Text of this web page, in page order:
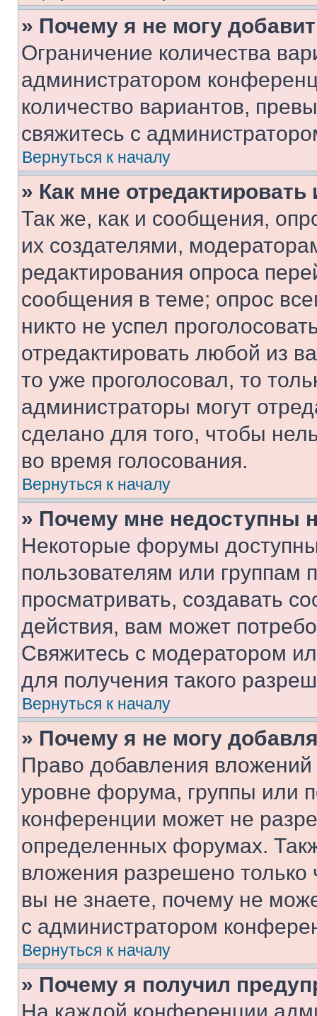
» Почему я не могу
Ограничение количества
администратором
количество вариантов,
свяжитесь с
Вернуться к началу
» Как мне
Так же, как и сообщения,
их создателями,
редактирования опроса
сообщения в теме; опрос
никто не успел
отредактировать любой из
то уже проголосовал, то
администраторы могут
сделано для того, чтобы
во время голосования.
Вернуться к началу
» Почему мне недоступны
Некоторые форумы
пользователям или группам
просматривать, создавать
действия, вам может
Свяжитесь с модератором
для получения такого
Вернуться к началу
» Почему я не могу
Право добавления
уровне форума, группы или
конференции может не
определенных форумах.
вложения разрешено
вы не знаете, почему не
с администратором
Вернуться к началу
» Почему я получил